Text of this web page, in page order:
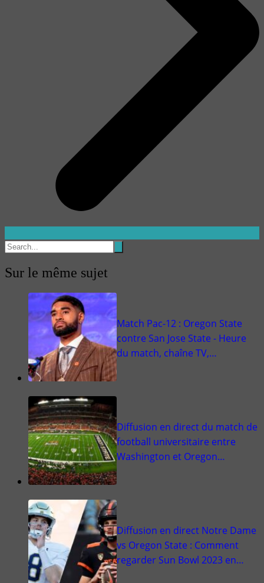
Sur le même sujet
Match Pac-12 : Oregon State
contre San Jose State - Heure
du match, chaîne TV,…
Diffusion en direct du match de
football universitaire entre
Washington et Oregon…
Diffusion en direct Notre Dame
vs Oregon State : Comment
regarder Sun Bowl 2023 en…